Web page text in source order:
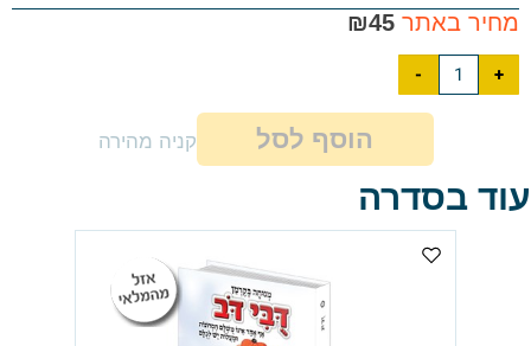
מחיר באתר ₪45
הוסף לסל קניה מהירה
עוד בסדרה